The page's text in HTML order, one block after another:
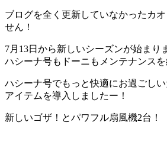
ブログを全く更新していなかったカ
せん！
7月13日から新しいシーズンが始まり
ハシーナ号もドーニもメンテナンスを
ハシーナ号でもっと快適にお過ごし
アイテムを導入しましたー！
新しいゴザ！とパワフル扇風機2台！